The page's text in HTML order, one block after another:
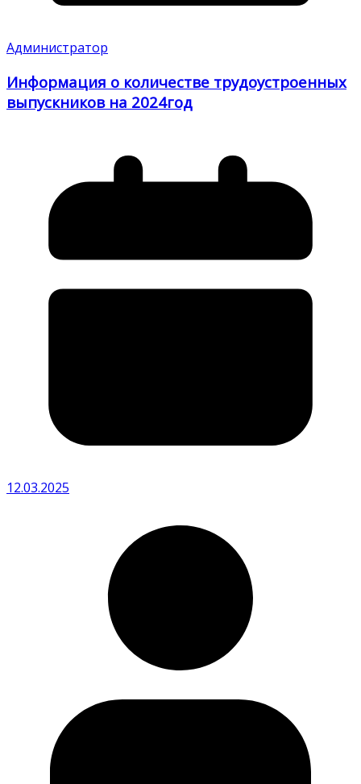
Администратор
Информация о количестве трудоустроенных
выпускников на 2024год
12.03.2025